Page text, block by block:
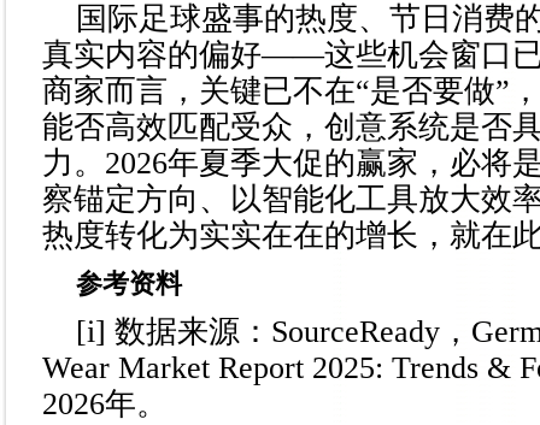
国际足球盛事的热度、节日消费
真实内容的偏好——这些机会窗口
商家而言，关键已不在“是否要做”
能否高效匹配受众，创意系统是否
力。2026年夏季大促的赢家，必将
察锚定方向、以智能化工具放大效
热度转化为实实在在的增长，就在
参考资料
[i] 数据来源：SourceReady，
Wear Market Report 2025: Trends &
2026年。